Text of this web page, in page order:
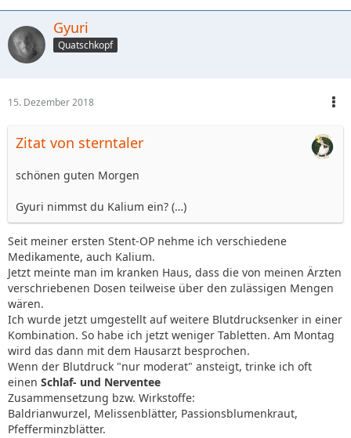
Gyuri
Quatschkopf
15. Dezember 2018
Zitat von sterntaler
schönen guten Morgen
Gyuri nimmst du Kalium ein? (…)
Seit meiner ersten Stent-OP nehme ich verschiedene
Medikamente, auch Kalium.
Jetzt meinte man im kranken Haus, dass die von meinen Ärzten
verschriebenen Dosen teilweise über den zulässigen Mengen
wären.
Ich wurde jetzt umgestellt auf weitere Blutdrucksenker in einer
Kombination. So habe ich jetzt weniger Tabletten. Am Montag
wird das dann mit dem Hausarzt besprochen.
Wenn der Blutdruck "nur moderat" ansteigt, trinke ich oft
einen Schlaf- und Nerventee
Zusammensetzung bzw. Wirkstoffe:
Baldrianwurzel, Melissenblätter, Passionsblumenkraut,
Pfefferminzblätter.